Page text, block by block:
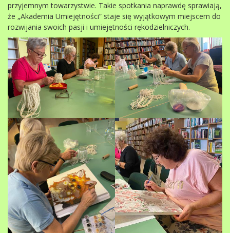
przyjemnym towarzystwie. Takie spotkania naprawdę sprawiają,
że „Akademia Umiejętności” staje się wyjątkowym miejscem do
rozwijania swoich pasji i umiejętności rękodzielniczych.